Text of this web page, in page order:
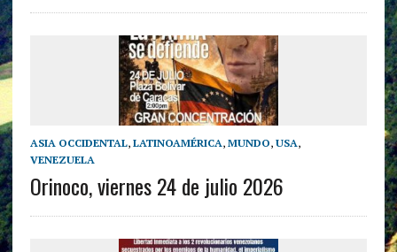
ASIA OCCIDENTAL, LATINOAMÉRICA, MUNDO, USA,
VENEZUELA
Orinoco, viernes 24 de julio 2026